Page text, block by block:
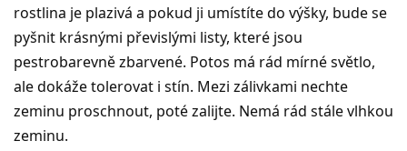
rostlina je plazivá a pokud ji umístíte do výšky, bude se
pyšnit krásnými převislými listy, které jsou
pestrobarevně zbarvené. Potos má rád mírné světlo,
ale dokáže tolerovat i stín. Mezi zálivkami nechte
zeminu proschnout, poté zalijte. Nemá rád stále vlhkou
zeminu.